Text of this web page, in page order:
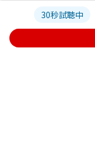
30秒試聴中